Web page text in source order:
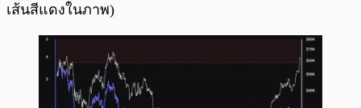
เส้นสีแดงในภาพ)